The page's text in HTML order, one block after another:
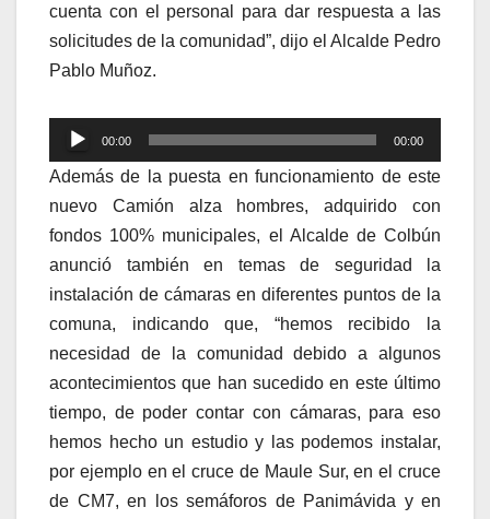
cuenta con el personal para dar respuesta a las
solicitudes de la comunidad”, dijo el Alcalde Pedro
Pablo Muñoz.
Reproductor
de
00:00 00:00
Además de la puesta en funcionamiento de este
nuevo Camión alza hombres, adquirido con
fondos 100% municipales, el Alcalde de Colbún
anunció también en temas de seguridad la
instalación de cámaras en diferentes puntos de la
comuna, indicando que, “hemos recibido la
necesidad de la comunidad debido a algunos
acontecimientos que han sucedido en este último
tiempo, de poder contar con cámaras, para eso
hemos hecho un estudio y las podemos instalar,
por ejemplo en el cruce de Maule Sur, en el cruce
de CM7, en los semáforos de Panimávida y en